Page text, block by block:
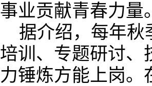
事业贡献青春力量。
据介绍，每年秋
培训、专题研讨、
力锤炼方能上岗。